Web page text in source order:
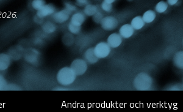
Andra produkter och verktyg